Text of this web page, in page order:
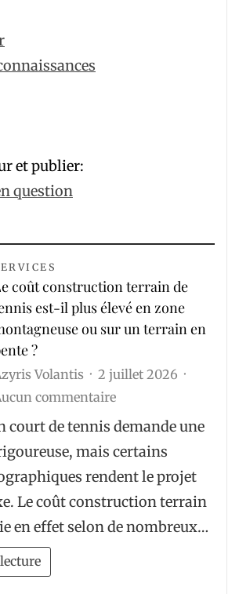
et publier:
question
coût construction terrain de
est-il plus élevé en zone
ou sur un terrain en
?
Volantis
2 juillet 2026
commentairesur
Le
terrain
de
tennis
court de tennis demande une
mais certains
rendent le projet
Le coût construction terrain
en effet selon de nombreux…